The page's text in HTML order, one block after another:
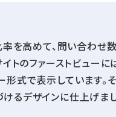
を高めて、問い合わせ
トのファーストビューに
式で表示しています。そ
るデザインに仕上げまし